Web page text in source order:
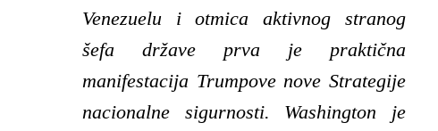
Venezuelu i otmica aktivnog stranog
šefa države prva je praktična
manifestacija Trumpove nove Strategije
nacionalne sigurnosti. Washington je